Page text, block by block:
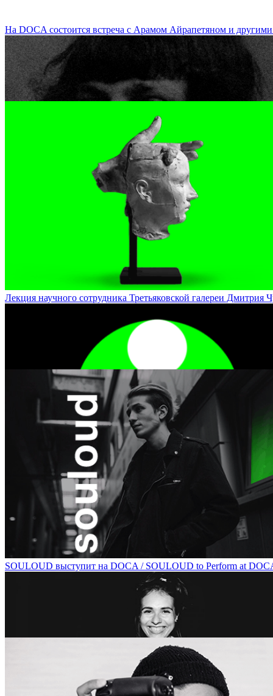
На DOCA состоится встреча с Арамом Айрапетяном и
Лекция-полилог о поэзии Марины Цветаевой / Polylogue
Лекция научного сотрудника Третьяковской галереи
Мандала: древнейший инструмент работы с бессознательным
SOULOUD выступит на DOCA / SOULOUD to Perform at